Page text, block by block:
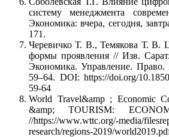
систему менеджмента
Экономика: вчера, сегодня,
171.
Черевичко Т. В., Темякова Т. В.
формы проявления // Изв.
Экономика. Управление.
59–64. DOI: https://doi.org/
59-64
World Travel&amp ; Economic
&amp; TOURISM:
//https://www.wttc.org/-media/
research/regions-2019/